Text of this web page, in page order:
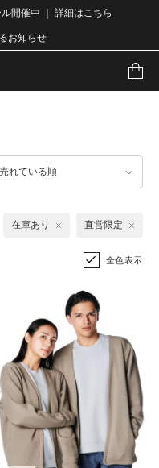
開催中 ｜ 詳細はこちら
お知らせ
売れている順
在庫あり 直営限定
全色表示